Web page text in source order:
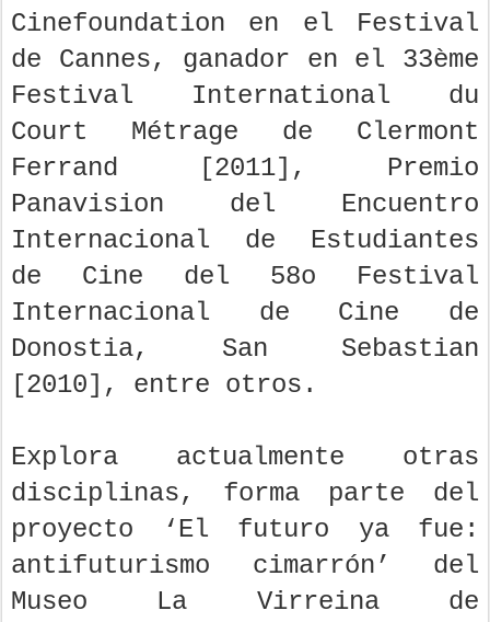
Cinefoundation en el Festival
de Cannes, ganador en el 33ème
Festival International du
Court Métrage de Clermont
Ferrand [2011], Premio
Panavision del Encuentro
Internacional de Estudiantes
de Cine del 58o Festival
Internacional de Cine de
Donostia, San Sebastian
[2010], entre otros.
Explora actualmente otras
disciplinas, forma parte del
proyecto ‘El futuro ya fue:
antifuturismo cimarrón’ del
Museo La Virreina de